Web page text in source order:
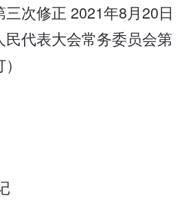
次修正 2021年8月20日
代表大会常务委员会第